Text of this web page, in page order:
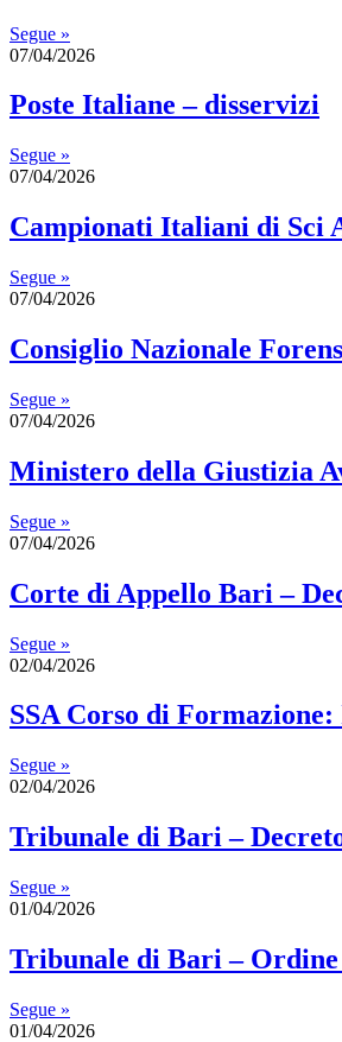
Segue »
07/04/2026
Poste Italiane – disservizi
Segue »
07/04/2026
Campionati Italiani di Sci
Segue »
07/04/2026
Consiglio Nazionale
Segue »
07/04/2026
Ministero della Giustizia
Segue »
07/04/2026
Corte di Appello Bari –
Segue »
02/04/2026
SSA Corso di
Segue »
02/04/2026
Tribunale di Bari –
Segue »
01/04/2026
Tribunale di Bari – Ordine
Segue »
01/04/2026